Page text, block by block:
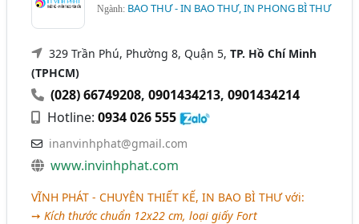
Ngành: BAO THƯ - IN BAO THƯ, IN PHONG BÌ THƯ
329 Trần Phú, Phường 8, Quận 5,TP. Hồ Chí Minh
(TPHCM)
(028) 66749208,0901434213,0901434214
Hotline:0934 026 555
inanvinhphat@gmail.com
www.invinhphat.com
VĨNH PHÁT - CHUYÊN THIẾT KẾ, IN BAO BÌ THƯvới:
➙ Kích thước chuẩn 12x22 cm, loại giấy Fort